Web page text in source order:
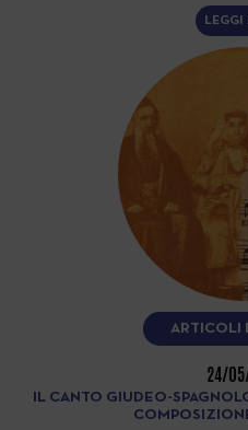
LEGGI
ARTICOLI
24/
IL CANTO GIUDEO-